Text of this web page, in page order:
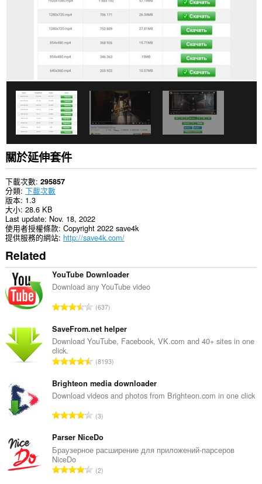
你
的
頁
籤
與
瀏
覽
活
動。
關於延伸套件
下載次數 295857
分類 下載次數
版本 1.3
大小 28.6 KB
Last update Nov. 18, 2022
使用者授權條款 Copyright 2022 save4k
提供服務的網站 http://save4k.com/
Related
YouTube Downloader
Download any YouTube video
評
的
總
數
637
SaveFrom.net helper
Download YouTube, Facebook, VK.com and 40+ sites in one
click.
評
的
總
數
8193
Brighteon media downloader
Download videos and photos from Brighteon.com in one click
評
的
總
數
3
Parser NiceDo
Браузерное расширение для приложений-парсеров
NiceDo
評
2